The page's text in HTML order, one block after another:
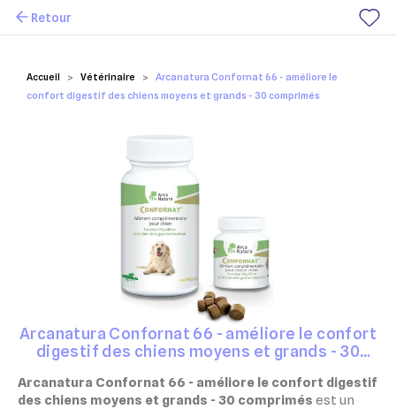
Mes favoris
Accueil Vétérinaire
Arcanatura Confornat 66 - améliore le
confort digestif des chiens moyens et grands - 30 comprimés
Retour
Arcanatura Confornat 66 - améliore le confort
digestif des chiens moyens et grands - 30
Arcanatura Confornat 66 - améliore le confort digestif
des chiens moyens et grands - 30 comprimés est un